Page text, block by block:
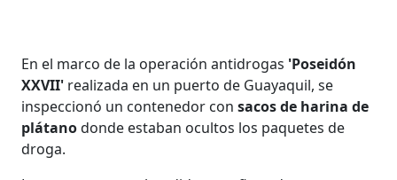
En el marco de la operación antidrogas 'Poseidón
XXVII' realizada en un puerto de Guayaquil, se
inspeccionó un contenedor consacos de harina de
plátanodonde estaban ocultos los paquetes de
droga.